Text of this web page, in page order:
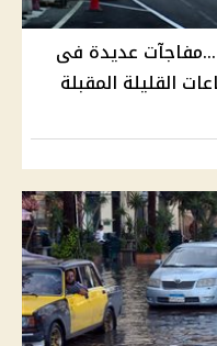
...مفاجآت عديدة فى
القليلة المقبلة